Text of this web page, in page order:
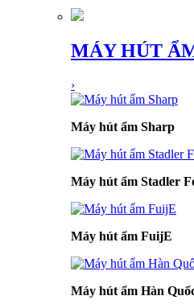
MÁY HÚT
›
Máy hút ẩm Sharp
Máy hút ẩm Stadler
Máy hút ẩm FuijE
Máy hút ẩm Hàn